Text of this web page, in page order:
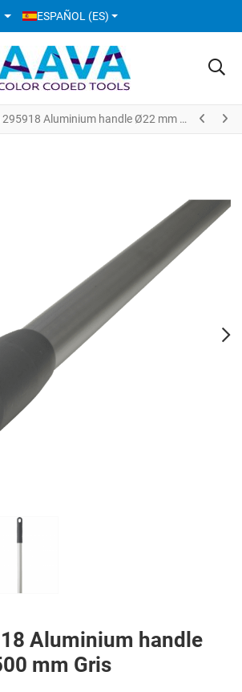
SELECCIONE SU IDIOMA
ESPAÑOL (ES)
Aluminium handle Ø22 mm 1500 mm Gris
Aluminium handle
mm Gris